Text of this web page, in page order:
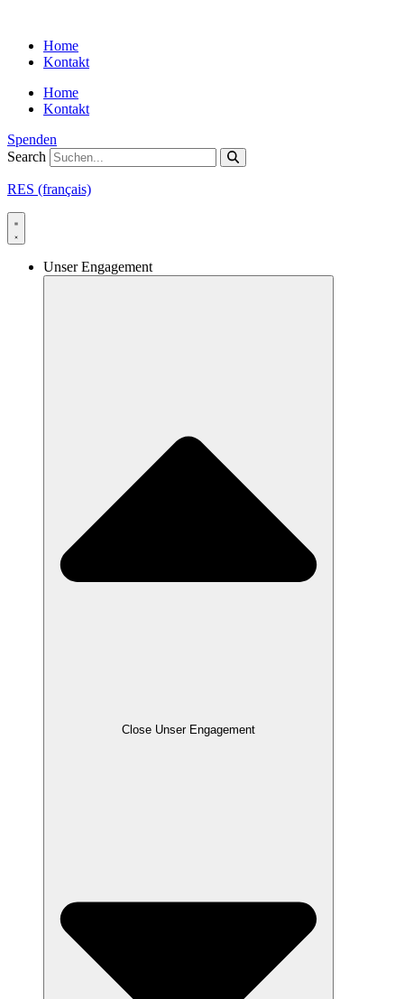
contentHome
Kontakt
Home
Kontakt
Spenden
Search
RES (français)
Unser Engagement
Close Unser Engagement